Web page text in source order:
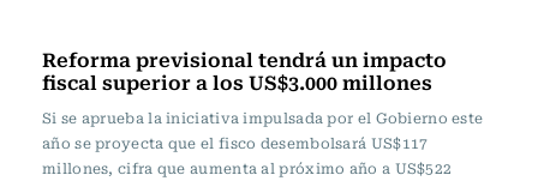
Reforma previsional tendrá un impacto
fiscal superior a los US$3.000 millones
Si se aprueba la iniciativa impulsada por el Gobierno este
año se proyecta que el fisco desembolsará US$117
millones, cifra que aumenta al próximo año a US$522